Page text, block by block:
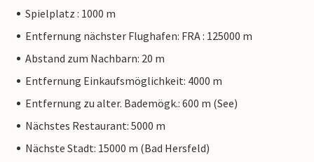
Spielplatz : 1000 m
Entfernung nächster Flughafen: FRA : 125000 m
Abstand zum Nachbarn: 20 m
Entfernung Einkaufsmöglichkeit: 4000 m
Entfernung zu alter. Bademögk.: 600 m (See)
Nächstes Restaurant: 5000 m
Nächste Stadt: 15000 m (Bad Hersfeld)